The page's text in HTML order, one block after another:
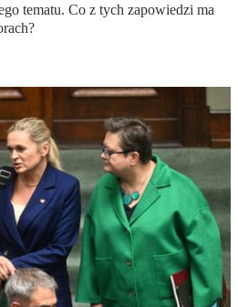
tematu. Co z tych zapowiedzi ma